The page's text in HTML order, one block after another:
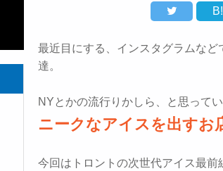
B!
最近目にする、インスタグラムな
達。
NYとかの流行りかしら、と思って
ニークなアイスを出すお
今回はトロントの次世代アイス最